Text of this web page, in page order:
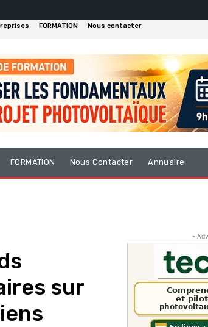
FORMATION
Nous contacter
FORMATION Nous Contacter Annuaire
sur
-